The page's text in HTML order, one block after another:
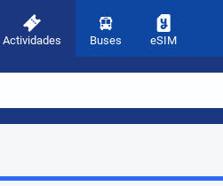
Actividades Buses eSIM